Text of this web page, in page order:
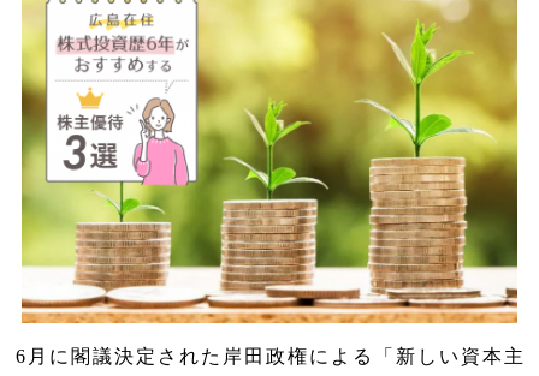
6 月に閣議決定された岸田政権による「新しい資本主